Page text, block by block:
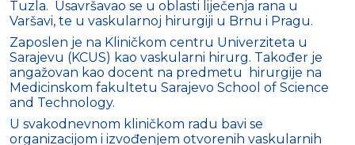
Tuzla. Usavršavao se u oblasti liječenja rana u
Varšavi, te u vaskularnoj hirurgiji u Brnu i Pragu.
Zaposlen je na Kliničkom centru Univerziteta u
Sarajevu (KCUS) kao vaskularni hirurg. Također je
angažovan kao docent na predmetu hirurgije na
Medicinskom fakultetu Sarajevo School of Science
and Technology.
U svakodnevnom kliničkom radu bavi se
organizacijom i izvođenjem otvorenih vaskularnih